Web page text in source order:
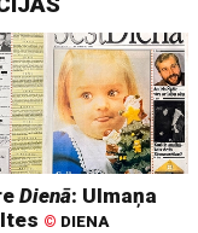
Dienā: Ulmaņa
© DIENA